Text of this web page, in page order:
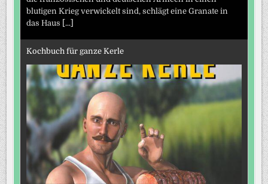
blutigen Krieg verwickelt sind, schlägt eine Granate in
das Haus [...]
Kochbuch für ganze Kerle